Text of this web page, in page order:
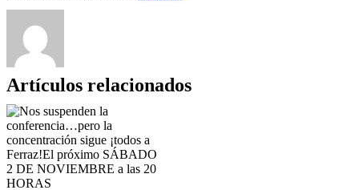
Artículos relacionados